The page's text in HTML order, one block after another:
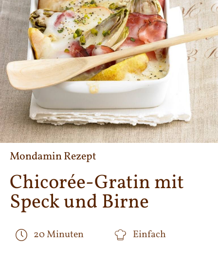
Mondamin Rezept
Chicorée-Gratin mit
Speck und Birne
20 Minuten Einfach